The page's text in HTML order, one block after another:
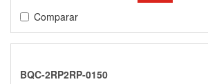
Comparar
BQC-2RP2RP-0150